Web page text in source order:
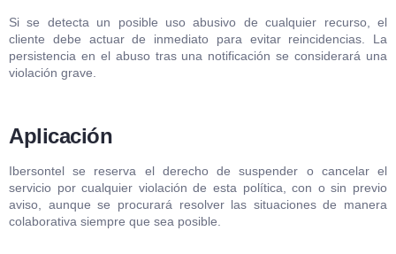
Si se detecta un posible uso abusivo de cualquier recurso, el
cliente debe actuar de inmediato para evitar reincidencias. La
persistencia en el abuso tras una notificación se considerará una
violación grave.
Aplicación
Ibersontel se reserva el derecho de suspender o cancelar el
servicio por cualquier violación de esta política, con o sin previo
aviso, aunque se procurará resolver las situaciones de manera
colaborativa siempre que sea posible.